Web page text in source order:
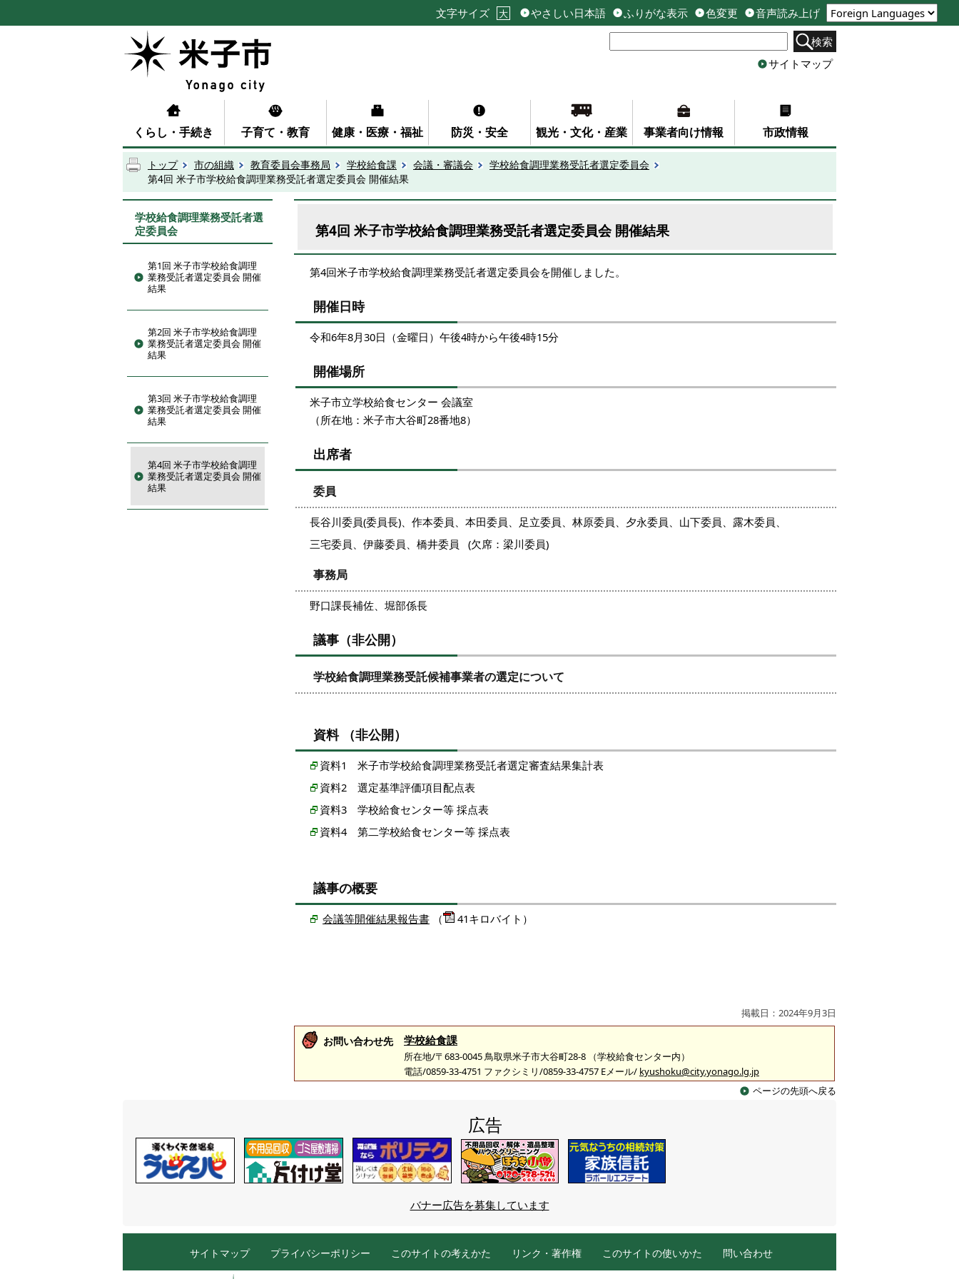
文字サイズ 大 やさしい日本語 ふりがな表示 色変更
音声読み上げ
検索
サイトマップ
くらし・手続き 子育て・教育 健康・医療・福祉 防災・安全 観光・文化・産業 事業者向け情報 市政情報
トップ 市の組織 教育委員会事務局 学校給食課 会議・審議会
学校給食調理業務受託者選定委員会
第4回 米子市学校給食調理業務受託者選定委員会 開催結果
学校給食調理業務受託者選
定委員会
第1回 米子市学校給食調理
業務受託者選定委員会 開催
結果
第2回 米子市学校給食調理
業務受託者選定委員会 開催
結果
第3回 米子市学校給食調理
業務受託者選定委員会 開催
結果
第4回 米子市学校給食調理
業務受託者選定委員会 開催
結果
第4回 米子市学校給食調理業務受託者選定委員会 開催結果
第4回米子市学校給食調理業務受託者選定委員会を開催しました。
開催日時
令和6年8月30日（金曜日）午後4時から午後4時15分
開催場所
米子市立学校給食センター 会議室
（所在地：米子市大谷町28番地8）
出席者
委員
長谷川委員(委員長)、作本委員、本田委員、足立委員、林原委員、夕永委員、山下委員、露木委員、
三宅委員、伊藤委員、橋井委員 (欠席：梁川委員)
事務局
野口課長補佐、堀部係長
議事（非公開）
学校給食調理業務受託候補事業者の選定について
資料 （非公開）
資料1 米子市学校給食調理業務受託者選定審査結果集計表
資料2 選定基準評価項目配点表
資料3 学校給食センター等 採点表
資料4 第二学校給食センター等 採点表
議事の概要
会議等開催結果報告書 （ 41キロバイト）
掲載日：2024年9月3日
お問い合わせ先 学校給食課
所在地/〒683-0045 鳥取県米子市大谷町28-8 （学校給食センター内）
電話/0859-33-4751 ファクシミリ/0859-33-4757 Eメール/ kyushoku@city.yonago.lg.jp
ページの先頭へ戻る
広告
バナー広告を募集しています
サイトマップ プライバシーポリシー このサイトの考えかた リンク・著作権 このサイトの使いかた 問い合わせ